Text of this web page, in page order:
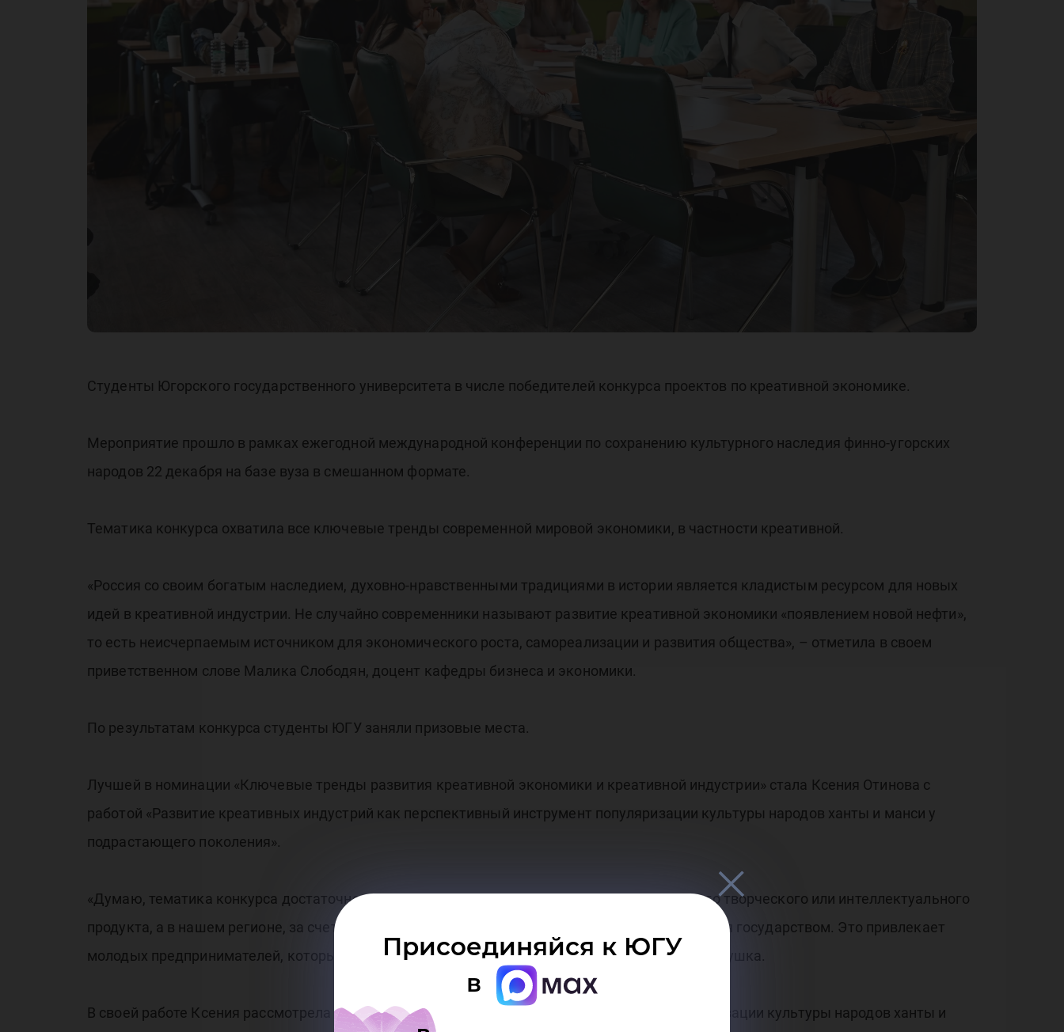
Присоединяйся к ЮГУ
в
Студенты Югорского государственного университета в числе победителей конкурса проектов по креативной экономике.
Мероприятие прошло в рамках ежегодной международной конференции по сохранению культурного наследия финно-угорских
народов 22 декабря на базе вуза в смешанном формате.
Тематика конкурса охватила все ключевые тренды современной мировой экономики, в частности креативной.
«Россия со своим богатым наследием, духовно-нравственными традициями в истории является кладистым ресурсом для новых
идей в креативной индустрии. Не случайно современники называют развитие креативной экономики «появлением новой нефти»,
то есть неисчерпаемым источником для экономического роста, самореализации и развития общества», – отметила в своем
приветственном слове Малика Слободян, доцент кафедры бизнеса и экономики.
По результатам конкурса студенты ЮГУ заняли призовые места.
Лучшей в номинации «Ключевые тренды развития креативной экономики и креативной индустрии» стала Ксения Отинова с
работой «Развитие креативных индустрий как перспективный инструмент популяризации культуры народов ханты и манси у
подрастающего поколения».
«Думаю, тематика конкурса достаточно интересная, так как нацелена на создание какого-то творческого или интеллектуального
продукта, а в нашем регионе, за счет роста значимости и популярности, еще и поддерживается государством. Это привлекает
молодых предпринимателей, которые хотели бы развиваться в данной сфере», - отметила девушка.
В своей работе Ксения рассмотрела креативные индустрии в качестве инструмента популяризации культуры народов ханты и